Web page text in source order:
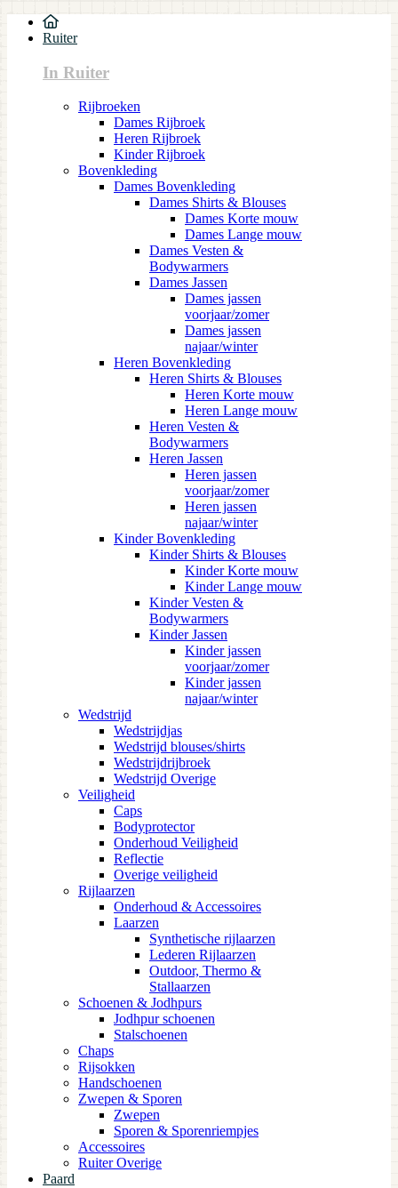
Ruiter
In Ruiter
Rijbroeken
Dames Rijbroek
Heren Rijbroek
Kinder Rijbroek
Bovenkleding
Dames Bovenkleding
Dames Shirts & Blouses
Dames Korte mouw
Dames Lange mouw
Dames Vesten &
Bodywarmers
Dames Jassen
Dames jassen
voorjaar/zomer
Dames jassen
najaar/winter
Heren Bovenkleding
Heren Shirts & Blouses
Heren Korte mouw
Heren Lange mouw
Heren Vesten &
Bodywarmers
Heren Jassen
Heren jassen
voorjaar/zomer
Heren jassen
najaar/winter
Kinder Bovenkleding
Kinder Shirts & Blouses
Kinder Korte mouw
Kinder Lange mouw
Kinder Vesten &
Bodywarmers
Kinder Jassen
Kinder jassen
voorjaar/zomer
Kinder jassen
najaar/winter
Wedstrijd
Wedstrijdjas
Wedstrijd blouses/shirts
Wedstrijdrijbroek
Wedstrijd Overige
Veiligheid
Caps
Bodyprotector
Onderhoud Veiligheid
Reflectie
Overige veiligheid
Rijlaarzen
Onderhoud & Accessoires
Laarzen
Synthetische rijlaarzen
Lederen Rijlaarzen
Outdoor, Thermo &
Stallaarzen
Schoenen & Jodhpurs
Jodhpur schoenen
Stalschoenen
Chaps
Rijsokken
Handschoenen
Zwepen & Sporen
Zwepen
Sporen & Sporenriempjes
Accessoires
Ruiter Overige
Paard